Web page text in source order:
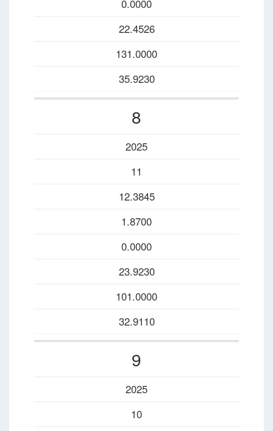
0.0000
22.4526
131.0000
35.9230
8
2025
11
12.3845
1.8700
0.0000
23.9230
101.0000
32.9110
9
2025
10